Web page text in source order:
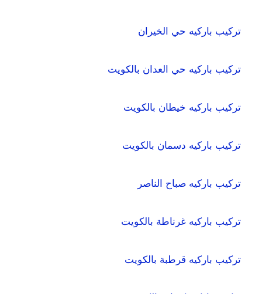
تركيب باركيه حي الخيران
تركيب باركيه حي العدان بالكويت
تركيب باركيه خيطان بالكويت
تركيب باركيه دسمان بالكويت
تركيب باركيه صباح الناصر
تركيب باركيه غرناطة بالكويت
تركيب باركيه قرطبة بالكويت